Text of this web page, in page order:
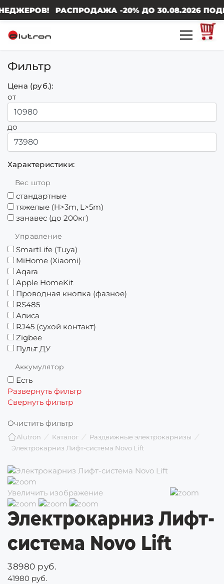
Фильтр
Цена (руб.):
от
до
Характеристики:
Вес штор
стандартные
тяжелые (H>3m, L>5m)
занавес (до 200кг)
Управление
SmartLife (Tuya)
MiHome (Xiaomi)
Aqara
Apple HomeKit
Проводная кнопка (фазное)
RS485
Алиса
RJ45 (сухой контакт)
Zigbee
Пульт ДУ
Аккумулятор
Есть
Развернуть фильтр
Свернуть фильтр
Очистить фильтр
Alutron Каталог
Раздвижные электрокарнизы
Электрокарниз Лифт-система Novo Lift
РАСПРОДАЖА -20% ДО 30.08.2026
Увеличить изображение
Электрокарниз Лифт-
система Novo Lift
38980 руб.
41980 руб.